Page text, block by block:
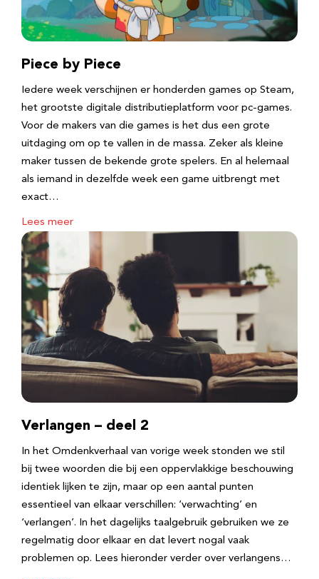
Piece by Piece
Iedere week verschijnen er honderden games op Steam,
het grootste digitale distributieplatform voor pc-games.
Voor de makers van die games is het dus een grote
uitdaging om op te vallen in de massa. Zeker als kleine
maker tussen de bekende grote spelers. En al helemaal
als iemand in dezelfde week een game uitbrengt met
exact…
Lees meer
Verlangen – deel 2
In het Omdenkverhaal van vorige week stonden we stil
bij twee woorden die bij een oppervlakkige beschouwing
identiek lijken te zijn, maar op een aantal punten
essentieel van elkaar verschillen: ‘verwachting’ en
‘verlangen’. In het dagelijks taalgebruik gebruiken we ze
regelmatig door elkaar en dat levert nogal vaak
problemen op. Lees hieronder verder over verlangens…